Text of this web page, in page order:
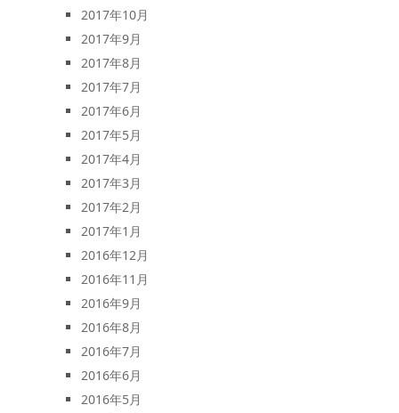
2017年10月
2017年9月
2017年8月
2017年7月
2017年6月
2017年5月
2017年4月
2017年3月
2017年2月
2017年1月
2016年12月
2016年11月
2016年9月
2016年8月
2016年7月
2016年6月
2016年5月